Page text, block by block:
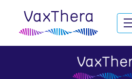
Capacidades